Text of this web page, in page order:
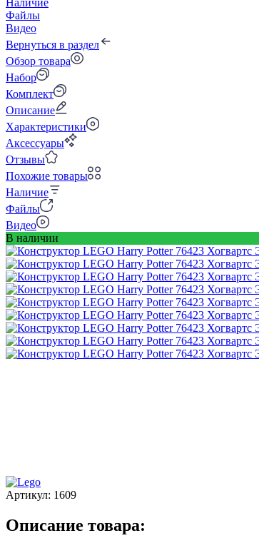
Файлы
Видео
Вернуться в раздел
Обзор товара
Набор
Комплект
Описание
Характеристики
Аксессуары
Отзывы
Похожие товары
Наличие
Файлы
Видео
В наличии
Артикул: 1609
Описание товара: